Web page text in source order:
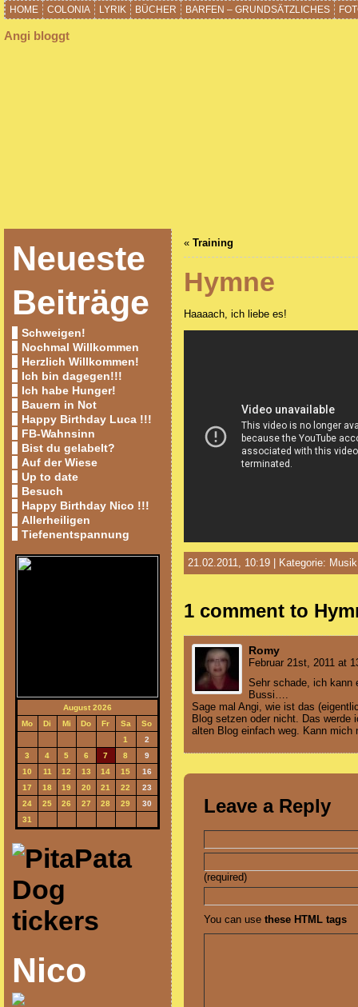
HOME COLONIA LYRIK BÜCHER BARFEN – GRUNDSÄTZLICHES
Angi bloggt
Neueste
Beiträge
Schweigen!
Nochmal Willkommen
Herzlich Willkommen!
Ich bin dagegen!!!
Ich habe Hunger!
Bauern in Not
Happy Birthday Luca !!!
FB-Wahnsinn
Bist du gelabelt?
Auf der Wiese
Up to date
Besuch
Happy Birthday Nico !!!
Allerheiligen
Tiefenentspannung
August 2026
Mo
Di Mi Do Fr Sa
So
1
2
3
4 5 6 7 8
9
10
11 12 13 14 15
16
17
18 19 20 21 22
23
24
25 26 27 28 29
30
31
Nico
« Training
Hymne
Haaaach, ich liebe es!
21.02.2011, 10:19 | Kategorie: Musik
1 comment to
Romy
Februar 21st, 2011 at
Sehr schade, ich kann
Bussi….
Sage mal Angi, wie ist das
Blog setzen oder nicht. Das werde
alten Blog einfach weg. Kann mich
Leave a Reply
(required)
You can use these HTML tags